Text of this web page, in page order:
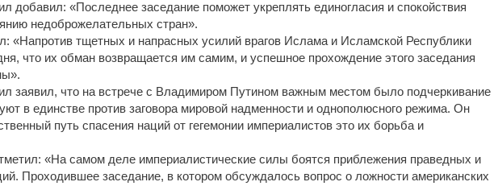
добавил: «Последнее заседание поможет укреплять единогласия и спокойствия
недоброжелательных стран».
«Напротив тщетных и напрасных усилий врагов Ислама и Исламской Республики
что их обман возвращается им самим, и успешное прохождение этого заседания
заявил, что на встрече с Владимиром Путином важным местом было подчеркивание
в единстве против заговора мировой надменности и однополюсного режима. Он
путь спасения наций от гегемонии империалистов это их борьба и
«На самом деле империалистические силы боятся приблежения праведных и
Проходившее заседание, в котором обсуждалось вопрос о ложности американских